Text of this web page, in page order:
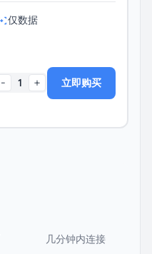
仅数据
- 1 + 立即购买
几分钟内连接